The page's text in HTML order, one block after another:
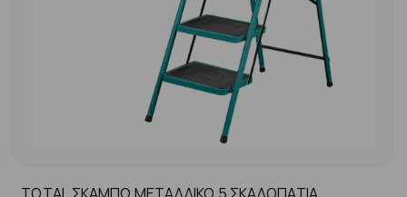
TOTAL ΣΚΑΜΠΩ ΜΕΤΑΛΛΙΚΟ 5 ΣΚΑΛΟΠΑΤΙΑ